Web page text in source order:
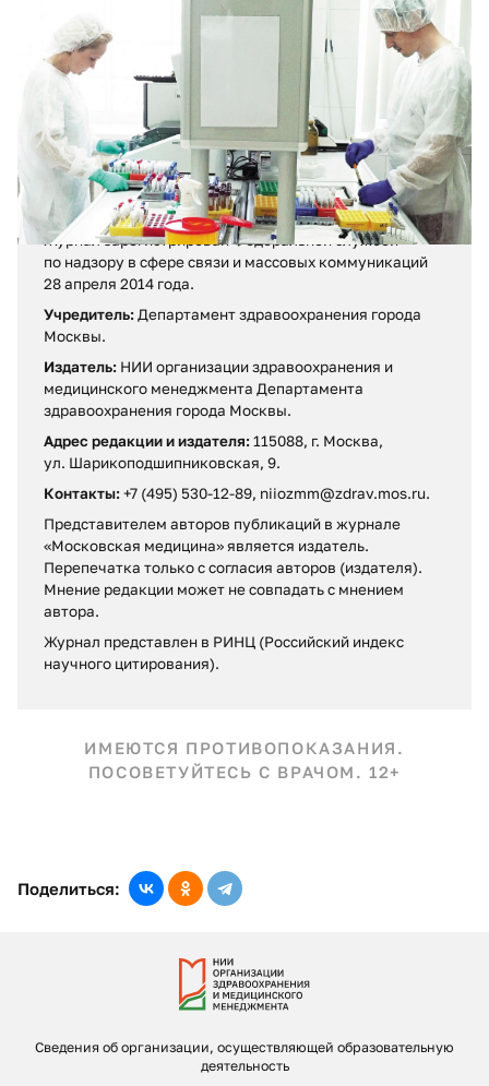
Важное звено в диагностике и
профилактике распространения ВИЧ-
инфекции
Регистрационный номер ПИ № ФС 77-57984.
Журнал зарегистрирован Федеральной службой
по надзору в сфере связи и массовых коммуникаций
28 апреля 2014 года.
Учредитель: Департамент здравоохранения города
Москвы.
Издатель: НИИ организации здравоохранения и
медицинского менеджмента Департамента
здравоохранения города Москвы.
Адрес редакции и издателя: 115088, г. Москва,
ул. Шарикоподшипниковская, 9.
Контакты: +7 (495) 530-12-89, niiozmm@zdrav.mos.ru.
Представителем авторов публикаций в журнале
«Московская медицина» является издатель.
Перепечатка только с согласия авторов (издателя).
Мнение редакции может не совпадать c мнением
автора.
Журнал представлен в РИНЦ (Российский индекс
научного цитирования).
ИМЕЮТСЯ ПРОТИВОПОКАЗАНИЯ.
ПОСОВЕТУЙТЕСЬ С ВРАЧОМ. 12+
Поделиться:
Сведения об организации, осуществляющей образовательную
деятельность